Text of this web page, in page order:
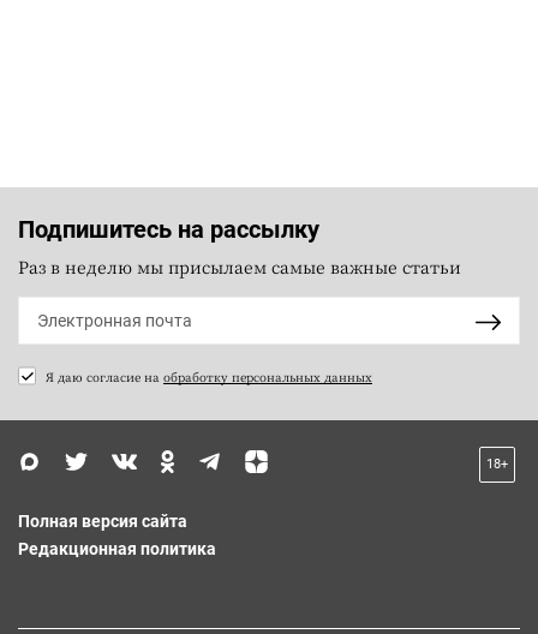
Подпишитесь на рассылку
Раз в неделю мы присылаем самые важные статьи
Я даю согласие на обработку персональных данных
18+
Полная версия сайта
Редакционная политика